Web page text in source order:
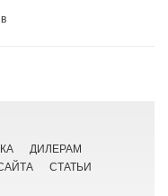
ДИЛЕРАМ
СТАТЬИ